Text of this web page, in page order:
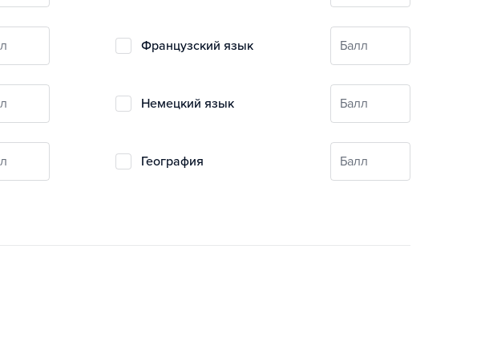
французский язык Балл
немецкий язык Балл
география Балл